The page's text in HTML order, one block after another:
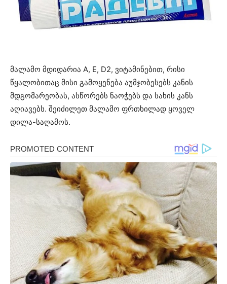
მალამო მდიდარია А, Е, D2, ვიტამინებით, რისი
წყალობითაც მისი გამოყენება აუმჯობესებს კანის
მდგომარეობას, ასწორებს ნაოჭებს და სახის კანს
აღიავებს. შეიძილეთ მალამო ფრთხილად ყოველ
დილა-საღამოს.